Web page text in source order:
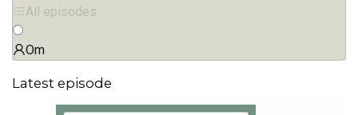
All episodes
Om
Latest episode